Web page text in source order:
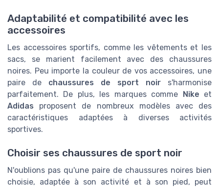
Adaptabilité et compatibilité avec les
accessoires
Les accessoires sportifs, comme les vêtements et les
sacs, se marient facilement avec des chaussures
noires. Peu importe la couleur de vos accessoires, une
paire de chaussures de sport noir s'harmonise
parfaitement. De plus, les marques comme Nike et
Adidas proposent de nombreux modèles avec des
caractéristiques adaptées à diverses activités
sportives.
Choisir ses chaussures de sport noir
N'oublions pas qu'une paire de chaussures noires bien
choisie, adaptée à son activité et à son pied, peut